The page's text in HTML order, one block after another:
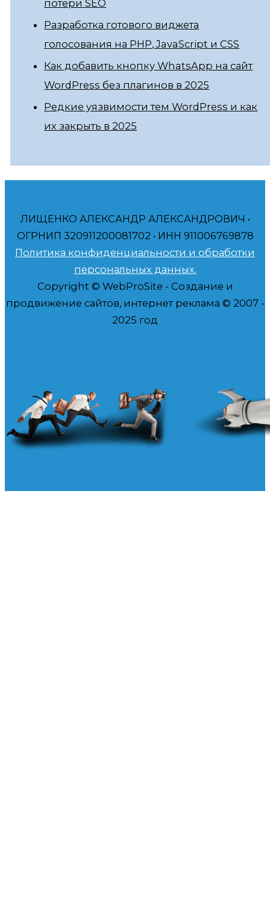
потери SEO
Разработка готового виджета
голосования на PHP, JavaScript и CSS
Как добавить кнопку WhatsApp на сайт
WordPress без плагинов в 2025
Редкие уязвимости тем WordPress и как
их закрыть в 2025
ЛИЩЕНКО АЛЕКСАНДР АЛЕКСАНДРОВИЧ •
ОГРНИП 320911200081702 • ИНН 911006769878
Политика конфиденциальности и обработки
персональных данных.
Copyright © WebProSite - Создание и
продвижение сайтов, интернет реклама © 2007 -
2025 год